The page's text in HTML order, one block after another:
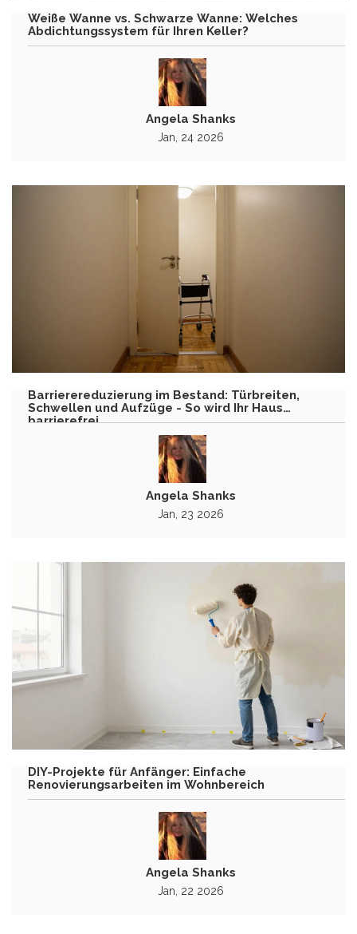
Weiße Wanne vs. Schwarze Wanne: Welches
Abdichtungssystem für Ihren Keller?
Angela Shanks
Jan, 24 2026
Barrierereduzierung im Bestand: Türbreiten,
Schwellen und Aufzüge - So wird Ihr Haus
barrierefrei
Angela Shanks
Jan, 23 2026
DIY-Projekte für Anfänger: Einfache
Renovierungsarbeiten im Wohnbereich
Angela Shanks
Jan, 22 2026